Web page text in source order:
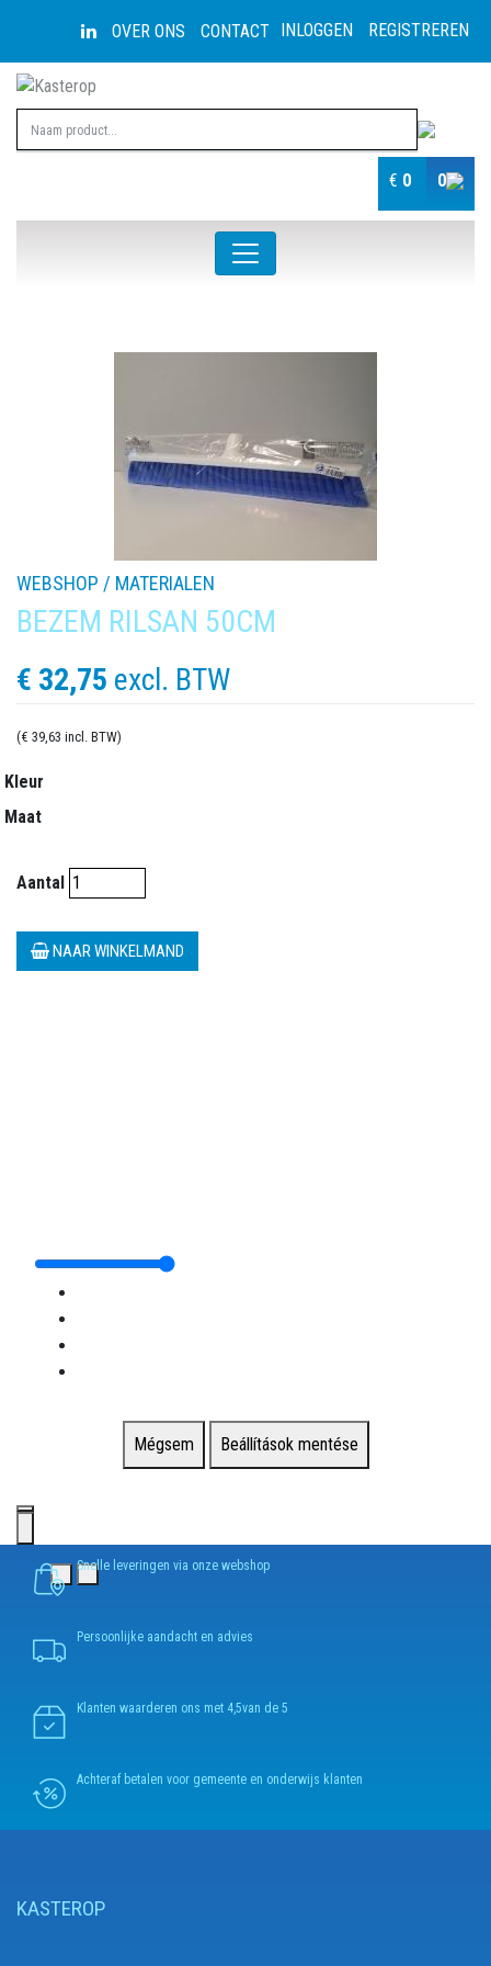
INLOGGEN REGISTREREN
OVER ONS CONTACT
€ 0 0
WEBSHOP / MATERIALEN
BEZEM RILSAN 50CM
€ 32,75 excl. BTW
(€ 39,63 incl. BTW)
Kleur
Maat
Aantal
NAAR WINKELMAND
Mégsem Beállítások mentése
Snelle leveringen via onze webshop
Persoonlijke aandacht en advies
Klanten waarderen ons met 4,5van de 5
Achteraf betalen voor gemeente en onderwijs klanten
KASTEROP